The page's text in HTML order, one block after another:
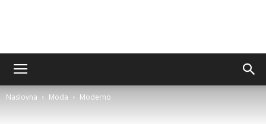
Sito&Rešeto
Naslovna Moda Moderno